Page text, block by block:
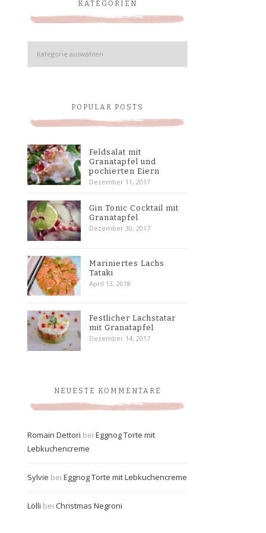
KATEGORIEN
Kategorien
POPULAR POSTS
Feldsalat mit
Granatapfel und
pochierten Eiern
Dezember 11, 2017
Gin Tonic Cocktail mit
Granatapfel
Dezember 30, 2017
Mariniertes Lachs
Tataki
April 13, 2018
Festlicher Lachstatar
mit Granatapfel
Dezember 14, 2017
NEUESTE KOMMENTARE
Romain Dettori bei Eggnog Torte mit
Lebkuchencreme
Sylvie bei Eggnog Torte mit Lebkuchencreme
Lölli bei Christmas Negroni